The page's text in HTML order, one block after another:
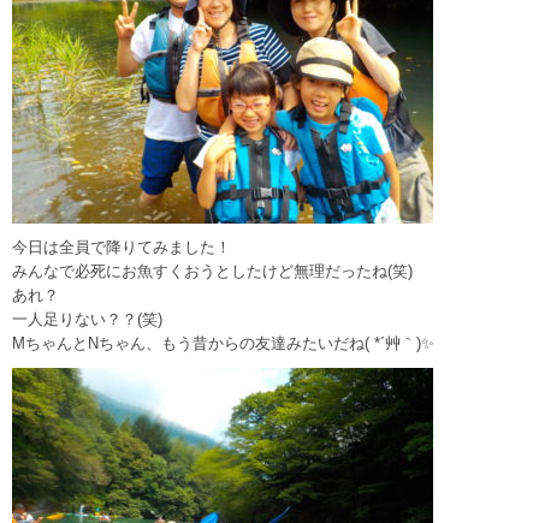
今日は全員で降りてみました！
みんなで必死にお魚すくおうとしたけど無理だったね(笑)
あれ？
一人足りない？？(笑)
MちゃんとNちゃん、もう昔からの友達みたいだね( *´艸｀)✨